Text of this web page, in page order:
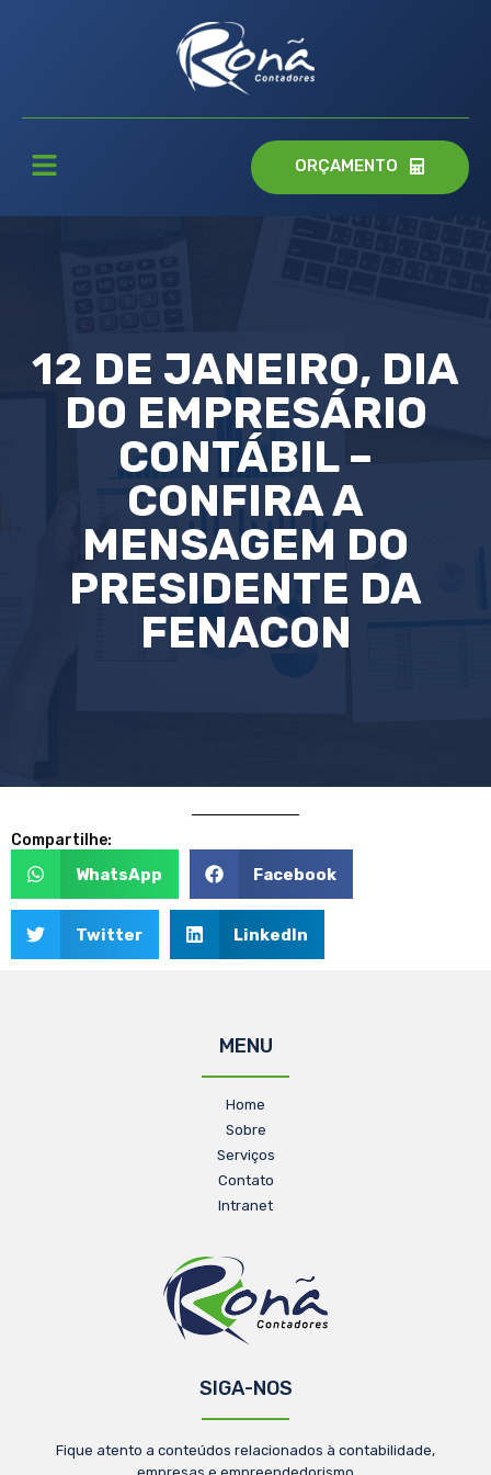
ORÇAMENTO
12 DE JANEIRO, DIA
DO EMPRESÁRIO
CONTÁBIL –
CONFIRA A
MENSAGEM DO
PRESIDENTE DA
FENACON
Compartilhe:
WhatsApp Facebook
Twitter LinkedIn
MENU
Home
Sobre
Serviços
Contato
Intranet
SIGA-NOS
Fique atento a conteúdos relacionados à contabilidade,